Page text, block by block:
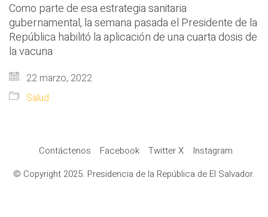
Como parte de esa estrategia sanitaria
gubernamental, la semana pasada el Presidente de la
República habilitó la aplicación de una cuarta dosis de
la vacuna
22 marzo, 2022
Salud
Contáctenos Facebook Twitter X
Instagram
© Copyright 2025. Presidencia de la República de El Salvador.